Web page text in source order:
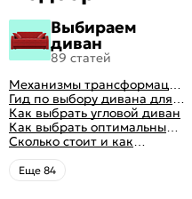
Выбираем
диван
89 статей
Механизмы трансформации
диванов: все виды,
особенности, плюсы и
минусы
Гид по выбору дивана для
сна
Как выбрать угловой диван
Как выбрать оптимальный
цвет стен в гостиной: 50
фото и идей оформления
Сколько стоит и как
перетянуть диван
Eще 84